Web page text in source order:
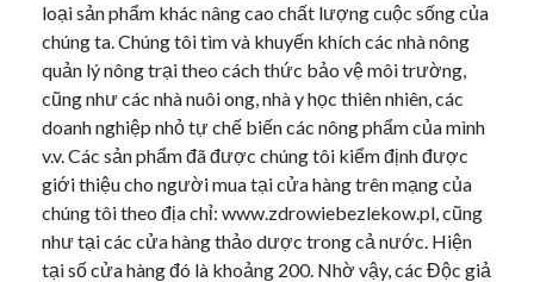
loại sản phẩm khác nâng cao chất lượng cuộc sống của
chúng ta. Chúng tôi tìm và khuyến khích các nhà nông
quản lý nông trại theo cách thức bảo vệ môi trường,
cũng như các nhà nuôi ong, nhà y học thiên nhiên, các
doanh nghiệp nhỏ tự chế biến các nông phẩm của mình
v.v. Các sản phẩm đã được chúng tôi kiểm định được
giới thiệu cho người mua tại cửa hàng trên mạng của
chúng tôi theo địa chỉ: www.zdrowiebezlekow.pl, cũng
như tại các cửa hàng thảo dược trong cả nước. Hiện
tại số cửa hàng đó là khoảng 200. Nhờ vậy, các Độc giả